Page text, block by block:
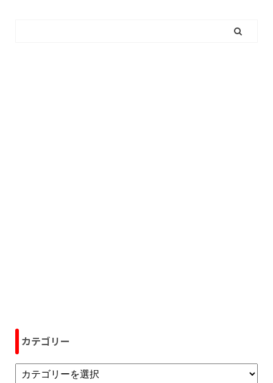
カテゴリー